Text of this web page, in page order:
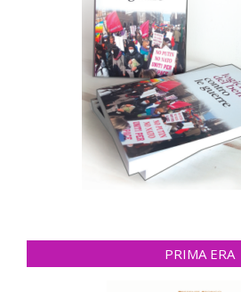
PRIMA ERA